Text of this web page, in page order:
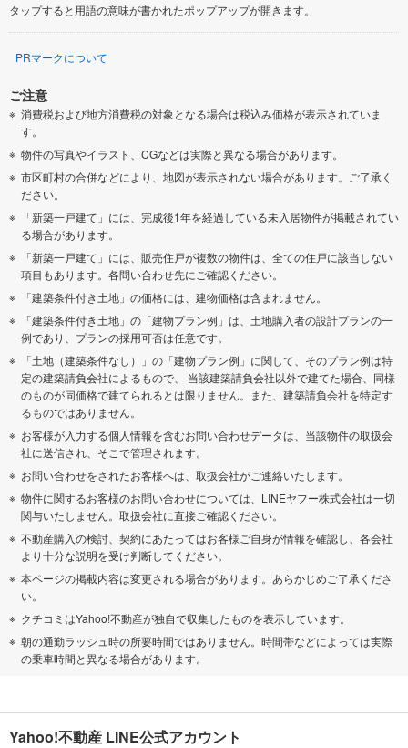
タップすると用語の意味が書かれたポップアップが開きます。
PRマークについて
ご注意
消費税および地方消費税の対象となる場合は税込み価格が表示されていま
す。
物件の写真やイラスト、CGなどは実際と異なる場合があります。
市区町村の合併などにより、地図が表示されない場合があります。ご了承く
ださい。
「新築一戸建て」には、完成後1年を経過している未入居物件が掲載されてい
る場合があります。
「新築一戸建て」には、販売住戸が複数の物件は、全ての住戸に該当しない
項目もあります。各問い合わせ先にご確認ください。
「建築条件付き土地」の価格には、建物価格は含まれません。
「建築条件付き土地」の「建物プラン例」は、土地購入者の設計プランの一
例であり、プランの採用可否は任意です。
「土地（建築条件なし）」の「建物プラン例」に関して、そのプラン例は特
定の建築請負会社によるもので、 当該建築請負会社以外で建てた場合、同様
のものが同価格で建てられるとは限りません。また、建築請負会社を特定す
るものではありません。
お客様が入力する個人情報を含むお問い合わせデータは、当該物件の取扱会
社に送信され、そこで管理されます。
お問い合わせをされたお客様へは、取扱会社がご連絡いたします。
物件に関するお客様のお問い合わせについては、LINEヤフー株式会社は一切
関与いたしません。取扱会社に直接ご確認ください。
不動産購入の検討、契約にあたってはお客様ご自身が情報を確認し、各会社
より十分な説明を受け判断してください。
本ページの掲載内容は変更される場合があります。あらかじめご了承くださ
い。
クチコミはYahoo!不動産が独自で収集したものを表示しています。
朝の通勤ラッシュ時の所要時間ではありません。時間帯などによっては実際
の乗車時間と異なる場合があります。
Yahoo!不動産 LINE公式アカウント